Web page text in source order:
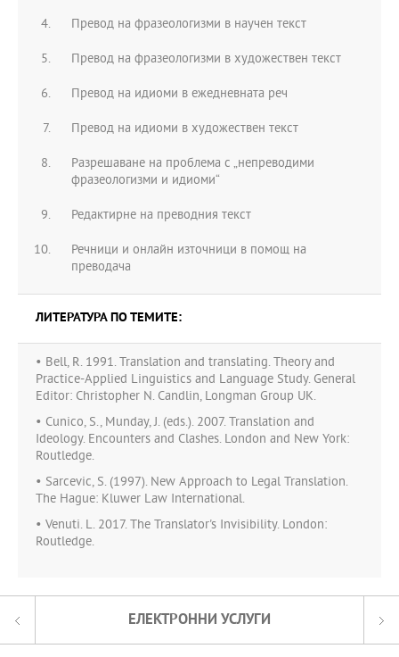
Превод на фразеологизми в научен текст
Превод на фразеологизми в художествен текст
Превод на идиоми в ежедневната реч
Превод на идиоми в художествен текст
Разрешаване на проблема с „непреводими
фразеологизми и идиоми“
Редактирне на преводния текст
Речници и онлайн източници в помощ на
преводача
ЛИТЕРАТУРА ПО ТЕМИТЕ:
• Bell, R. 1991. Translation and translating. Theory and
Practice-Applied Linguistics and Language Study. General
Editor: Christopher N. Candlin, Longman Group UK.
• Cunico, S., Munday, J. (eds.). 2007. Translation and
Ideology. Encounters and Clashes. London and New York:
Routledge.
• Sarcevic, S. (1997). New Approach to Legal Translation.
The Hague: Kluwer Law International.
• Venuti. L. 2017. The Translator's Invisibility. London:
Routledge.
ЕЛЕКТРОННИ УСЛУГИ